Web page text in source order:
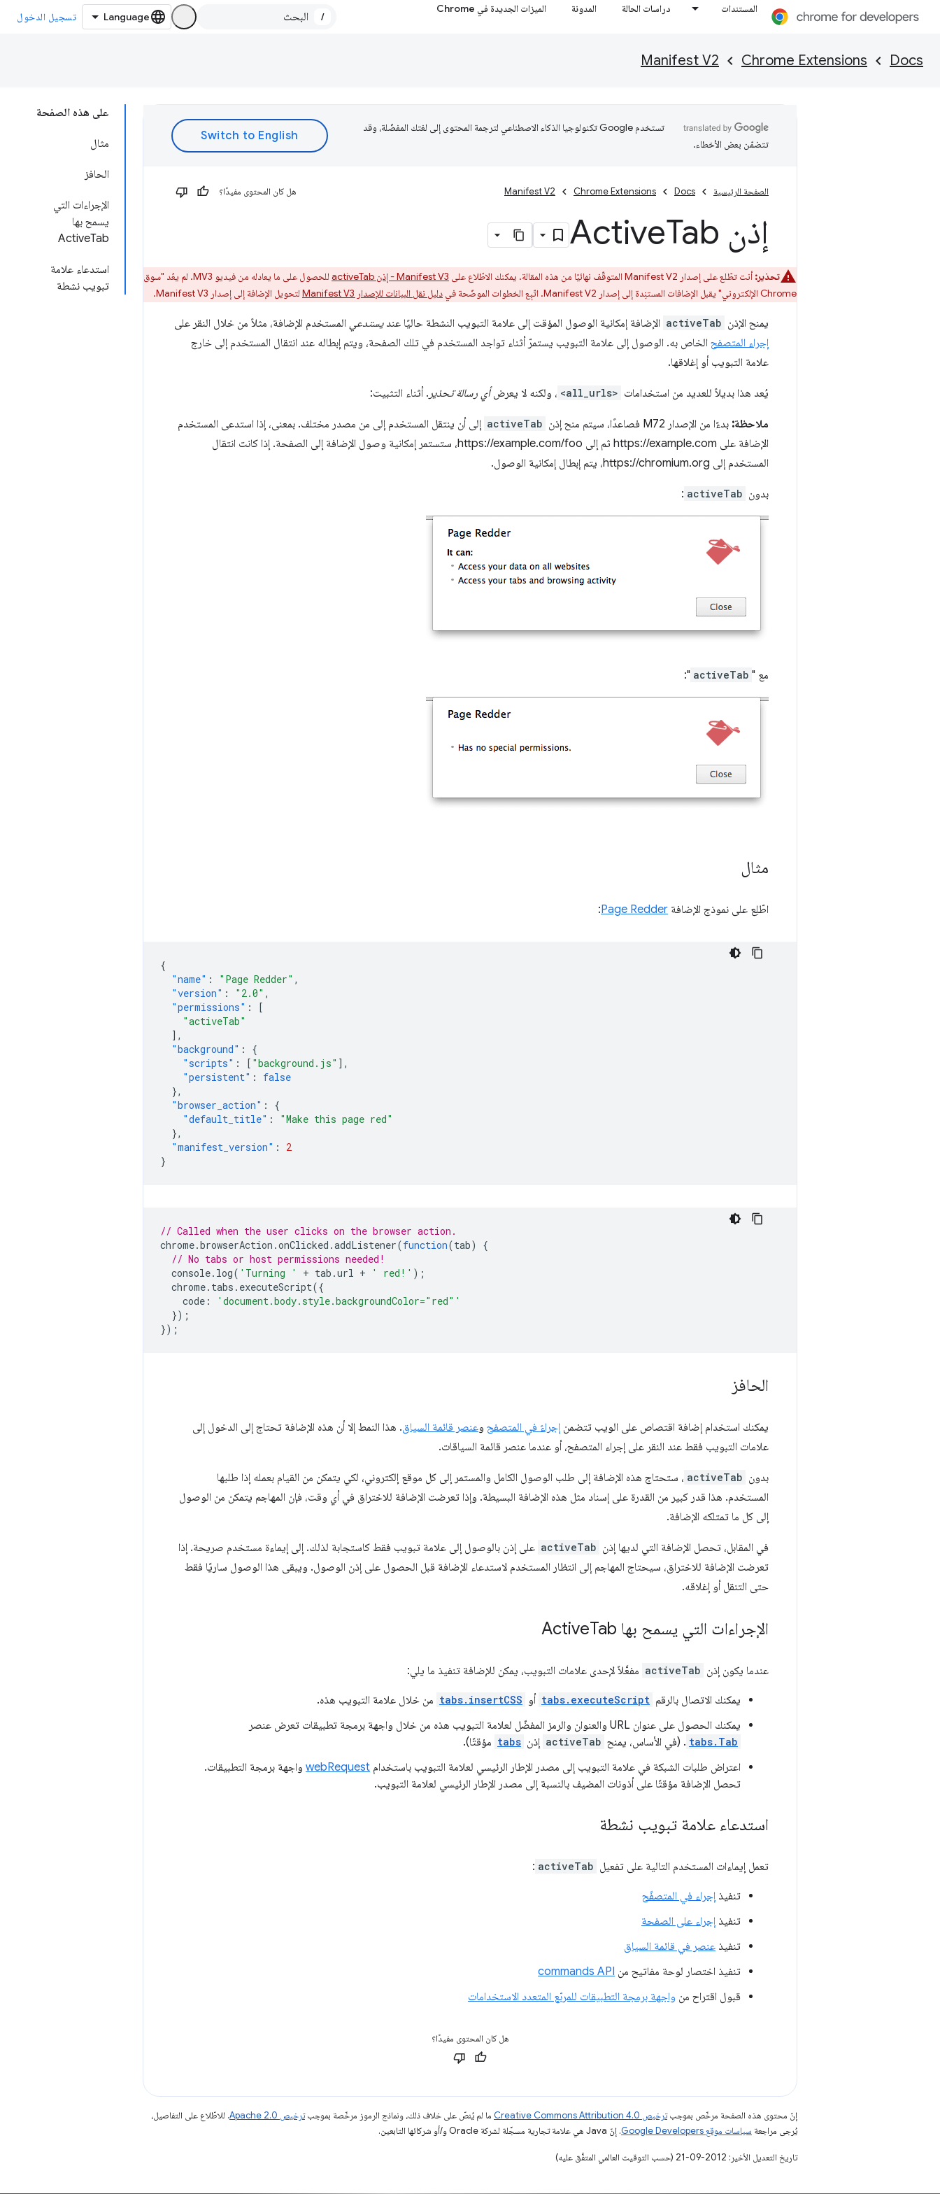
المستندات دراسات الحالة المدونة الميزات الجديدة في Chrome
/ تسجيل الدخول
Docs
Chrome Extensions
Manifest V2
على هذه الصفحة
مثال
الحافز
الإجراءات التي
يسمح بها
ActiveTab
استدعاء علامة
تبويب نشطة
تستخدم Google تكنولوجيا الذكاء الاصطناعي لترجمة المحتوى إلى لغتك المفضّلة، وقد
تتضمّن بعض الأخطاء.
الصفحة الرئيسية Docs
Chrome Extensions
Manifest V2 هل كان المحتوى مفيدًا؟
إذن Active Tab
تحذير: أنت تطّلع على إصدار Manifest V2 المتوقّف نهائيًا من هذه المقالة. يمكنك الاطّلاع على Manifest V3 - إذن activeTab
للحصول على ما يعادله من فيديو MV3. لم يعُد "سوق
Chrome الإلكتروني" يقبل الإضافات المستنِدة إلى إصدار Manifest V2. اتّبِع الخطوات الموضّحة في
دليل نقل البيانات للإصدار Manifest V3 لتحويل الإضافة إلى إصدار Manifest V3.
يمنح الإذن activeTab الإضافة إمكانية الوصول المؤقت إلى علامة التبويب النشطة حاليًا عنديستدعي المستخدم الإضافة، مثلاً من خلال النقر على
إجراء المتصفح الخاص به. الوصول إلى علامة التبويب يستمرّ أثناء تواجد المستخدم في تلك الصفحة، ويتم إبطاله عند انتقال المستخدم إلى خارج
علامة التبويب أو إغلاقها.
يُعد هذا بديلاً للعديد من استخدامات <all_urls> ، ولكنه لا يعرضأي رسالة تحذير . أثناء التثبيت:
ملاحظة: بدءًا من الإصدار M72 فصاعدًا، سيتم منح إذن activeTab إلى أن ينتقل المستخدم إلى من مصدر مختلف. بمعنى، إذا استدعى المستخدم
الإضافة على https://example.com ثم إلى https://example.com/foo، ستستمر إمكانية وصول الإضافة إلى الصفحة. إذا كانت انتقال
المستخدم إلى https://chromium.org، يتم إبطال إمكانية الوصول.
بدون activeTab
:
مع " activeTab
":
مثال
اطّلِع على نموذج الإضافة Page Redder
:
{
"name" : "Page Redder" ,
"version" : "2.0" ,
"permissions" :
[
"activeTab"
],
"background" :
{
"scripts" : [ "background.js" ],
"persistent" :
false
},
"browser_action" :
{
"default_title" :
"Make this page red"
},
"manifest_version" :
2
}
// Called when the user clicks on the browser action.
chrome.browserAction .onClicked .addListener(function(tab)
{
// No tabs or host permissions needed!
console. log( 'Turning ' + tab .url + ' red!' );
chrome. tabs . executeScript({
code :
'document.body.style.backgroundColor="red"'
});
});
الحافز
يمكنك استخدام إضافة اقتصاص على الويب تتضمن إجراءً في المتصفح وعنصر قائمة السياق. هذا النمط إلا أن هذه الإضافة تحتاج إلى الدخول إلى
علامات التبويب فقط عند النقر على إجراء المتصفح، أو عندما عنصر قائمة السياقات.
بدون activeTab ، ستحتاج هذه الإضافة إلى طلب الوصول الكامل والمستمر إلى كل موقع إلكتروني، لكي يتمكن من القيام بعمله إذا طلبها
المستخدم. هذا قدر كبير من القدرة على إسناد مثل هذه الإضافة البسيطة. وإذا تعرضت الإضافة للاختراق في أي وقت، فإن المهاجم يتمكن من الوصول
إلى كل ما تمتلكه الإضافة.
في المقابل، تحصل الإضافة التي لديها إذن activeTab على إذن بالوصول إلى علامة تبويب فقط كاستجابة لذلك. إلى إيماءة مستخدم صريحة. إذا
تعرضت الإضافة للاختراق، سيحتاج المهاجم إلى انتظار المستخدم لاستدعاء الإضافة قبل الحصول على إذن الوصول. ويبقى هذا الوصول ساريًا فقط
حتى التنقل أو إغلاقه.
الإجراءات التي يسمح بها Active Tab
عندما يكون إذن activeTab مفعَّلاً لإحدى علامات التبويب، يمكن للإضافة تنفيذ ما يلي:
يمكنك الاتصال بالرقم tabs.executeScript أو tabs.insertCSS من خلال علامة التبويب هذه.
يمكنك الحصول على عنوان URL والعنوان والرمز المفضّل لعلامة التبويب هذه من خلال واجهة برمجة تطبيقات تعرض عنصر
tabs.Tab . (في الأساس، يمنح activeTab إذن tabs مؤقتًا).
اعتراض طلبات الشبكة في علامة التبويب إلى مصدر الإطار الرئيسي لعلامة التبويب باستخدام webRequest واجهة برمجة التطبيقات.
تحصل الإضافة مؤقتًا على أذونات المضيف بالنسبة إلى مصدر الإطار الرئيسي لعلامة التبويب.
استدعاء علامة تبويب نشطة
تعمل إيماءات المستخدم التالية على تفعيل activeTab
:
تنفيذ إجراء في المتصفّح
تنفيذ إجراء على الصفحة
تنفيذ عنصر في قائمة السياق
تنفيذ اختصار لوحة مفاتيح من commands API
قبول اقتراح من واجهة برمجة التطبيقات للمربّع المتعدد الاستخدامات
هل كان المحتوى مفيدًا؟
إنّ محتوى هذه الصفحة مرخّص بموجبترخيص Creative Commons Attribution 4.0‏ ما لم يُنصّ على خلاف ذلك، ونماذج الرموز مرخّصة بموجبترخيص Apache 2.0‏
. للاطّلاع على التفاصيل،
يُرجى مراجعة سياسات موقع Google Developers‏ . إنّ Java هي علامة تجارية مسجَّلة لشركة Oracle و/أو شركائها التابعين.
تاريخ التعديل الأخير: 2012-09-21 (حسب التوقيت العالمي المتفَّق عليه)